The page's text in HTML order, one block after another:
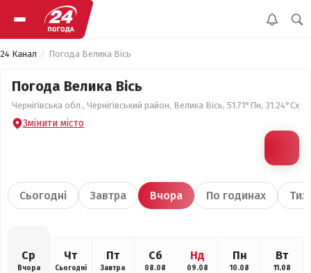
24 Канал Погода Велика Вісь
Погода Велика Вісь
Чернігівська обл., Чернігівський район, Велика Вісь, 51.71°Пн, 31.24°Сх
Змінити місто
Сьогодні Завтра Вчора По годинах
Ср
Вчора
Чт
Сьогодні
Пт
Завтра
Сб
08.08
Нд
09.08
Пн
10.08
Вт
11.08